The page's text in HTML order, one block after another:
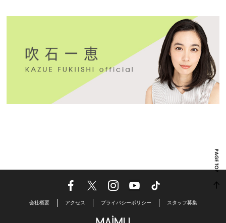
会社概要 アクセス プライバシーポリシー スタッフ募集